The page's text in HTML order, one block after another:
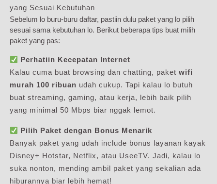
yang Sesuai Kebutuhan
Sebelum lo buru-buru daftar, pastiin dulu paket yang lo pilih
sesuai sama kebutuhan lo. Berikut beberapa tips buat milih
paket yang pas:
Perhatiin Kecepatan Internet
Kalau cuma buat browsing dan chatting, paket wifi
murah 100 ribuan udah cukup. Tapi kalau lo butuh
buat streaming, gaming, atau kerja, lebih baik pilih
yang minimal 50 Mbps biar nggak lemot.
Pilih Paket dengan Bonus Menarik
Banyak paket yang udah include bonus layanan kayak
Disney+ Hotstar, Netflix, atau UseeTV. Jadi, kalau lo
suka nonton, mending ambil paket yang sekalian ada
hiburannya biar lebih hemat!